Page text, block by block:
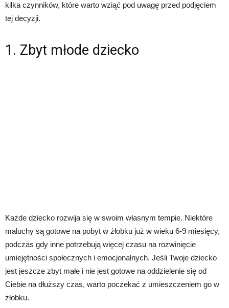
kilka czynników, które warto wziąć pod uwagę przed podjęciem
tej decyzji.
1. Zbyt młode dziecko
Każde dziecko rozwija się w swoim własnym tempie. Niektóre
maluchy są gotowe na pobyt w żłobku już w wieku 6-9 miesięcy,
podczas gdy inne potrzebują więcej czasu na rozwinięcie
umiejętności społecznych i emocjonalnych. Jeśli Twoje dziecko
jest jeszcze zbyt małe i nie jest gotowe na oddzielenie się od
Ciebie na dłuższy czas, warto poczekać z umieszczeniem go w
żłobku.